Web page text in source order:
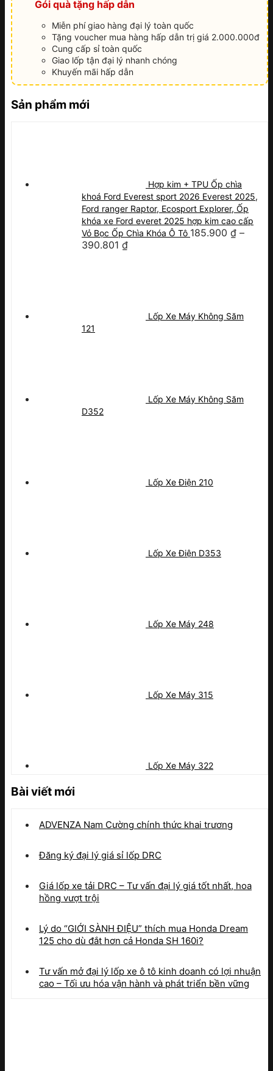
Gói quà tặng hấp dẫn
Miễn phí giao hàng đại lý toàn quốc
Tặng voucher mua hàng hấp dẫn trị giá 2.000.000đ
Cung cấp sỉ toàn quốc
Giao lốp tận đại lý nhanh chóng
Khuyến mãi hấp dẫn
Sản phẩm mới
Hợp kim + TPU Ốp chìa
khoá Ford Everest sport 2026 Everest 2025,
Ford ranger Raptor, Ecosport Explorer, Ốp
khóa xe Ford everet 2025 hợp kim cao cấp
Vỏ Bọc Ốp Chìa Khóa Ô Tô 185.900 ₫ –
390.801 ₫
Lốp Xe Máy Không Săm
121
Lốp Xe Máy Không Săm
D352
Lốp Xe Điện 210
Lốp Xe Điện D353
Lốp Xe Máy 248
Lốp Xe Máy 315
Lốp Xe Máy 322
Bài viết mới
ADVENZA Nam Cường chính thức khai trương
Đăng ký đại lý giá sỉ lốp DRC
Giá lốp xe tải DRC – Tư vấn đại lý giá tốt nhất, hoa
hồng vượt trội
Lý do “GIỚI SÀNH ĐIỆU” thích mua Honda Dream
125 cho dù đắt hơn cả Honda SH 160i?
Tư vấn mở đại lý lốp xe ô tô kinh doanh có lợi nhuận
cao – Tối ưu hóa vận hành và phát triển bền vững